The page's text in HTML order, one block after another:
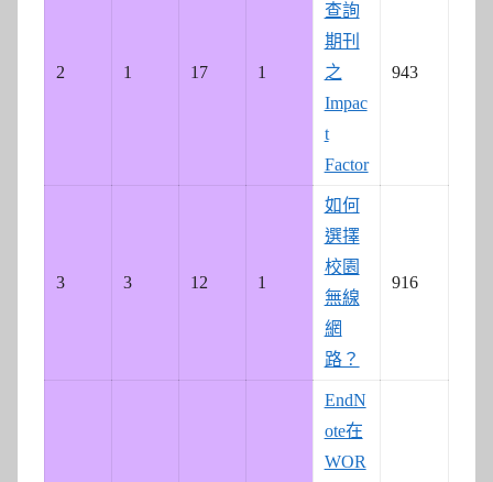
2 1 17 1
查詢
期刊
之
Impac
t
Factor
943
3 3 12 1
如何
選擇
校園
無線
網
路？
916
EndN
ote在
WOR